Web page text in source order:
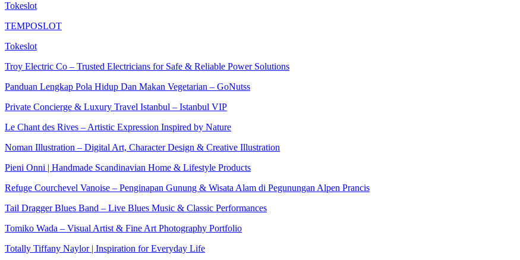
Tokeslot
TEMPOSLOT
Tokeslot
Troy Electric Co – Trusted Electricians for Safe & Reliable Power Solutions
Panduan Lengkap Pola Hidup Dan Makan Vegetarian – GoNutss
Private Concierge & Luxury Travel Istanbul – Istanbul VIP
Le Chant des Rives – Artistic Expression Inspired by Nature
Noman Illustration – Digital Art, Character Design & Creative Illustration
Pieni Onni | Handmade Scandinavian Home & Lifestyle Products
Refuge Courchevel Vanoise – Penginapan Gunung & Wisata Alam di Pegunungan Alpen Prancis
Tail Dragger Blues Band – Live Blues Music & Classic Performances
Tomiko Wada – Visual Artist & Fine Art Photography Portfolio
Totally Tiffany Naylor | Inspiration for Everyday Life